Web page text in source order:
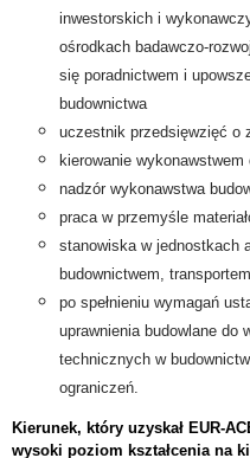
inwestorskich i
ośrodkach badawczo-
się poradnictwem i
budownictwa
uczestnik przedsięwzięć o
kierowanie
nadzór wykonawstwa
praca w przemyśle
stanowiska w jednostkach
budownictwem,
po spełnieniu wymagań
uprawnienia budowlane do
technicznych w
ograniczeń.
Kierunek, który uzyskał EUR-
wysoki poziom kształcenia na